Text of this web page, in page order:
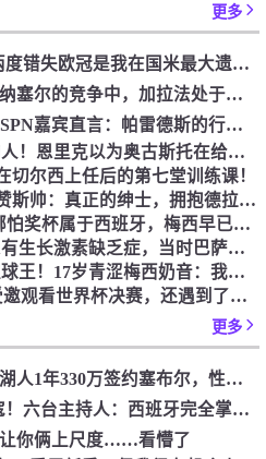
更多
【球迷看点】达米安：两度错失欧冠是我在国米最大遗憾，不退役我
[足球]罗马诺：在签约本纳塞尔的竞争中，加拉法处于领先地位
【体育头条】认同吗？ESPN嘉宾直言：帕雷德斯的行为无法容忍
【视频】原来你是这样的人！恩里克以为奥古斯托在给自己拍照，但
切尔西上任后的第七堂训练课！
[值得一看]科贝电台记者赞斯帅：真正的绅士，拥抱德拉富恩特+
[Z原创]阿根廷解说员：哪怕奖杯属于西班牙，梅西早已唤醒阿根
【体育视频】梅西小时患有生长激素缺乏症，当时巴萨总监看了比赛
【今日视频】当年的青涩球王！17岁青涩梅西奶音：我们用节奏把
[有道理嘛?]佛得角门将受邀观看世界杯决赛，还遇到了传奇门将
更多
[你怎么看？]孔祥宇评论湖人1年330万签约塞布尔，性价比极
【你怎么看？】成王败寇！六台主持人：西班牙完全掌控比赛，阿根
你俩上尺度……看懵了